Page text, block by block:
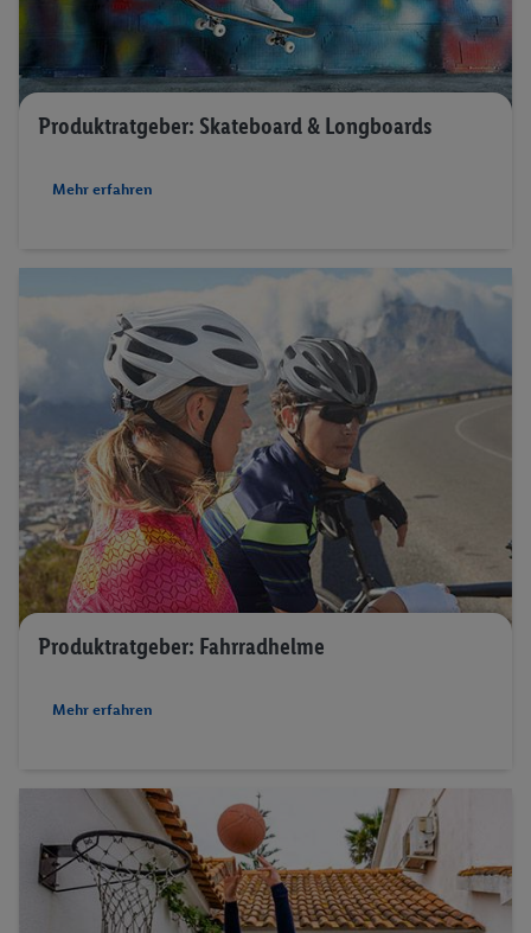
Produktratgeber: Skateboard & Longboards
Mehr erfahren
Produktratgeber: Fahrradhelme
Mehr erfahren